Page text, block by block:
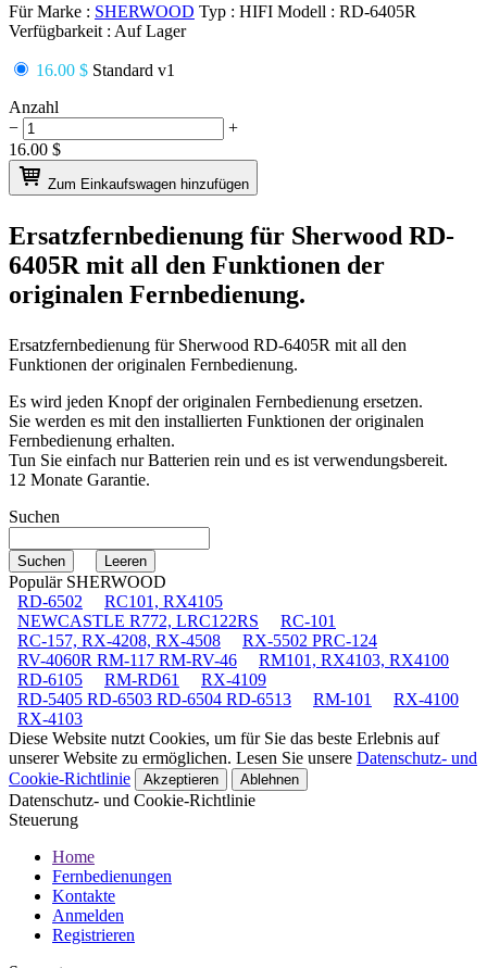
Für Marke : SHERWOOD Typ : HIFI Modell : RD-6405R
Verfügbarkeit : Auf Lager
16.00 $ Standard v1
Anzahl
−
+
16.00 $
Zum Einkaufswagen hinzufügen
Ersatzfernbedienung für Sherwood RD-
6405R mit all den Funktionen der
originalen Fernbedienung.
Ersatzfernbedienung fürSherwood RD-6405R mit all den
Funktionen der originalen Fernbedienung.
Es wird jeden Knopf der originalen Fernbedienung ersetzen.
Sie werden es mit den installierten Funktionen der originalen
Fernbedienung erhalten.
Tun Sie einfach nur Batterien rein und es ist verwendungsbereit.
12 Monate Garantie.
Suchen
Populär SHERWOOD
RD-6502
RC101, RX4105
NEWCASTLE R772, LRC122RS
RC-101
RC-157, RX-4208, RX-4508
RX-5502 PRC-124
RV-4060R RM-117 RM-RV-46
RM101, RX4103, RX4100
RD-6105
RM-RD61
RX-4109
RD-5405 RD-6503 RD-6504 RD-6513
RM-101
RX-4100
RX-4103
Diese Website nutzt Cookies, um für Sie das beste Erlebnis auf
unserer Website zu ermöglichen. Lesen Sie unsere Datenschutz- und
Cookie-Richtlinie
Akzeptieren Ablehnen
Datenschutz- und Cookie-Richtlinie
Steuerung
Home
Fernbedienungen
Kontakte
Anmelden
Registrieren